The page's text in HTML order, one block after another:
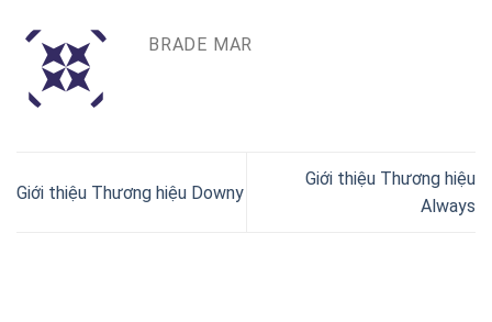
BRADE MAR
Giới thiệu Thương hiệu Downy
Giới thiệu Thương hiệu
Always